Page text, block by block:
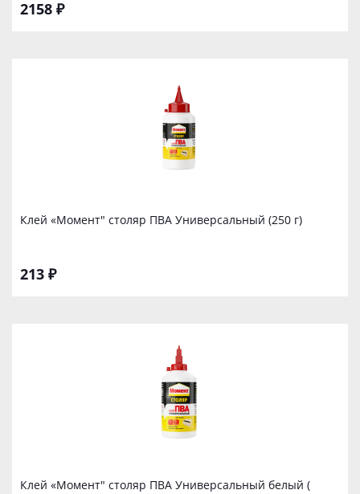
2158 ₽
Клей «Момент" столяр ПВА Универсальный (250 г)
213 ₽
Клей «Момент" столяр ПВА Универсальный белый (